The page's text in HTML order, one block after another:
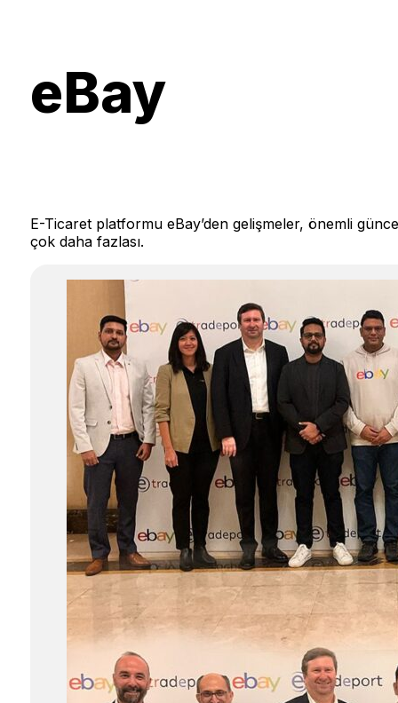
eBay
E-Ticaret platformu eBay’den gelişmeler, önemli
çok daha fazlası.